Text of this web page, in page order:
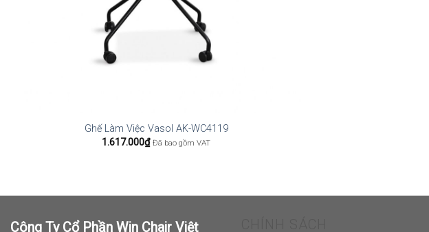
Ghế Làm Việc Vasol AK-WC4119
1.617.000₫ Đã bao gồm VAT
Công Ty Cổ Phần Win Chair Việt